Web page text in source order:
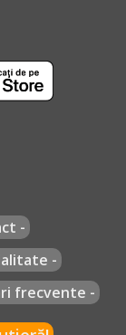
-
-
frecvente -